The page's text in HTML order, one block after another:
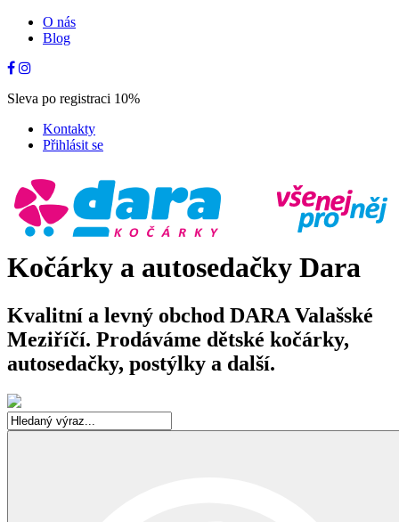
O nás
Blog
Sleva po registraci 10%
Kontakty
Přihlásit se
Kočárky a autosedačky Dara
Kvalitní a levný obchod DARA Valašské
Meziříčí. Prodáváme dětské kočárky,
autosedačky, postýlky a další.